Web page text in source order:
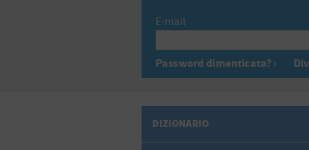
E-mail
Password dimenticata? ›
DIZIONARIO